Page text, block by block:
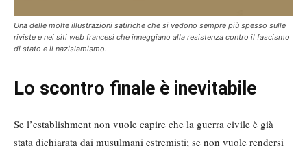
Una delle molte illustrazioni satiriche che si vedono sempre più spesso sulle
riviste e nei siti web francesi che inneggiano alla resistenza contro il fascismo
di stato e il nazislamismo.
Lo scontro finale è inevitabile
Se l’establishment non vuole capire che la guerra civile è già
stata dichiarata dai musulmani estremisti; se non vuole rendersi